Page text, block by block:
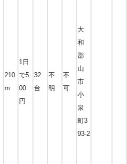
210
m
1日
で5
00
円
32
台
不
明
不
可
大
和
郡
山
市
小
泉
町3
93-2